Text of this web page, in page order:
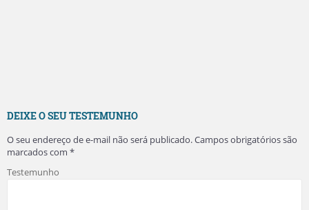
DEIXE O SEU TESTEMUNHO
O seu endereço de e-mail não será publicado.Campos obrigatórios são
marcados com *
Testemunho